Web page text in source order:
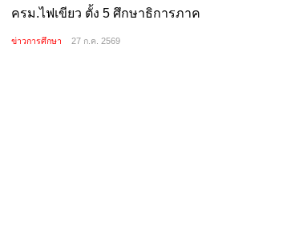
ครม.ไฟเขียว ตั้ง 5 ศึกษาธิการภาค
ข่าวการศึกษา 27 ก.ค. 2569